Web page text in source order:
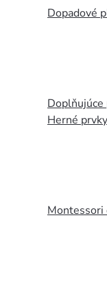
Dopadové
Herné
Montessori